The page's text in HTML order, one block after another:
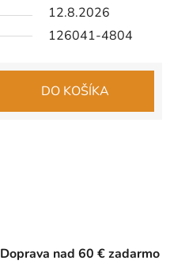
12.8.2026
126041-4804
DO KOŠÍKA
Doprava nad 60 € zadarmo